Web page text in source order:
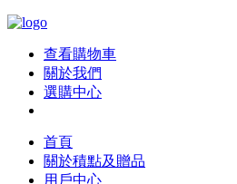
查看購物車
關於我們
選購中心
首頁
關於積點及贈品
用戶中心